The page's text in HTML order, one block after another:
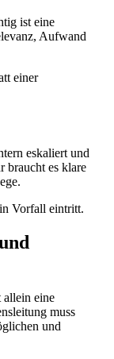
ist eine
Aufwand
einer
eskaliert und
braucht es klare
Vorfall eintritt.
allein eine
muss
und